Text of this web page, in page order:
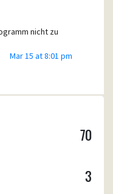
nicht zu
Mar 15 at 8:01 pm
70
3